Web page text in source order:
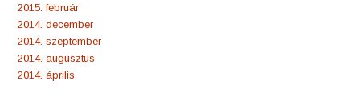
2015. február
2014. december
2014. szeptember
2014. augusztus
2014. április